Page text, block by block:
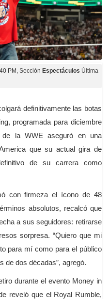
PM , Sección Espectáculos Última
definitivamente las botas
programada para diciembre
la WWE aseguró en una
que su actual gira de
de su carrera como
con firmeza el ícono de 48
absolutos, recalcó que
a sus seguidores: retirarse
sorpresa. “Quiero que mi
para mí como para el público
de dos décadas”, agregó.
durante el evento Money in
reveló que el Royal Rumble,